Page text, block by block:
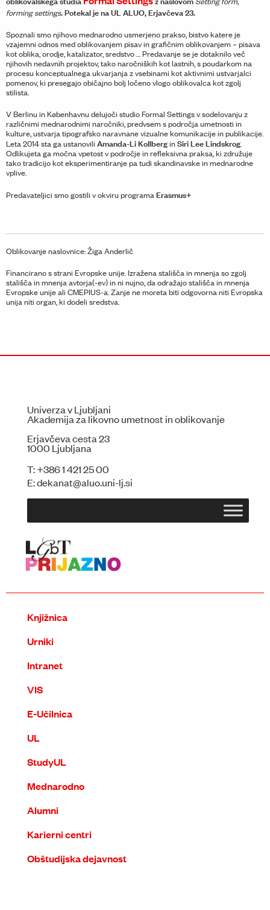
forming settings. Potekal je na UL ALUO, Erjavčeva 23.
Spoznali smo njihovo mednarodno usmerjeno prakso, bistvo katere je
vzajemni odnos med oblikovanjem pisav in grafičnim oblikovanjem – pisava
kot oblika, orodje, katalizator, sredstvo … Predavanje se je dotaknilo več
njihovih nedavnih projektov, tako naročniških kot lastnih, s poudarkom na
procesu konceptualnega ukvarjanja z vsebinami kot aktivnimi ustvarjalci
pomenov, ki presegajo običajno bolj ločeno vlogo oblikovalca kot zgolj
stilista.
V Berlinu in Københavnu delujoči studio Formal Settings v sodelovanju z
različnimi mednarodnimi naročniki, predvsem s področja umetnosti in
kulture, ustvarja tipografsko naravnane vizualne komunikacije in publikacije.
Leta 2014 sta ga ustanovili Amanda-Li KollberginSiri Lee Lindskrog.
Odlikujeta ga močna vpetost v področje in refleksivna praksa, ki združuje
tako tradicijo kot eksperimentiranje pa tudi skandinavske in mednarodne
vplive.
Predavateljici smo gostili v okviru programaErasmus+
Oblikovanje naslovnice: Žiga Anderlič
Financirano s strani Evropske unije. Izražena stališča in mnenja so zgolj
stališča in mnenja avtorja(-ev) in ni nujno, da odražajo stališča in mnenja
Evropske unije ali CMEPIUS-a. Zanje ne moreta biti odgovorna niti Evropska
unija niti organ, ki dodeli sredstva.
Univerza v Ljubljani
Akademija za likovno umetnost in oblikovanje
Erjavčeva cesta 23
1000 Ljubljana
T:+386 1 421 25 00
E:dekanat@aluo.uni-lj.si
Knjižnica
Urniki
Intranet
VIS
E-Učilnica
UL
StudyUL
Mednarodno
Alumni
Karierni centri
Obštudijska dejavnost